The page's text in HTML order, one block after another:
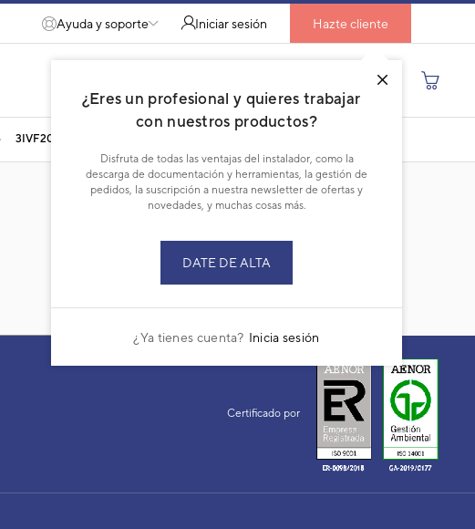
Ayuda y soporte Iniciar sesión
¿Eres un profesional y quieres trabajar
con nuestros productos?
Disfruta de todas las ventajas del instalador, como la
descarga de documentación y herramientas, la gestión de
pedidos, la suscripción a nuestra newsletter de ofertas y
novedades, y muchas cosas más.
DATE DE ALTA
¿Ya tienes cuenta? Inicia sesión
Hazte cliente
3IVF2008
Certificado por